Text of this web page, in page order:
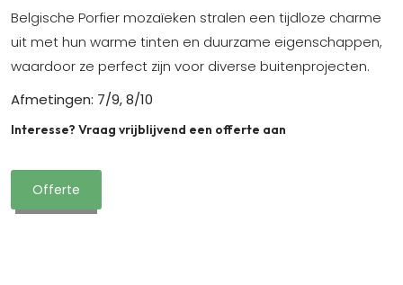
Belgische Porfier mozaïeken stralen een tijdloze charme
uit met hun warme tinten en duurzame eigenschappen,
waardoor ze perfect zijn voor diverse buitenprojecten.
Afmetingen: 7/9, 8/10
Interesse? Vraag vrijblijvend een offerte aan
Offerte